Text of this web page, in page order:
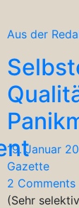
Aus der
19. Januar
Gazette
2 Comments
(Sehr